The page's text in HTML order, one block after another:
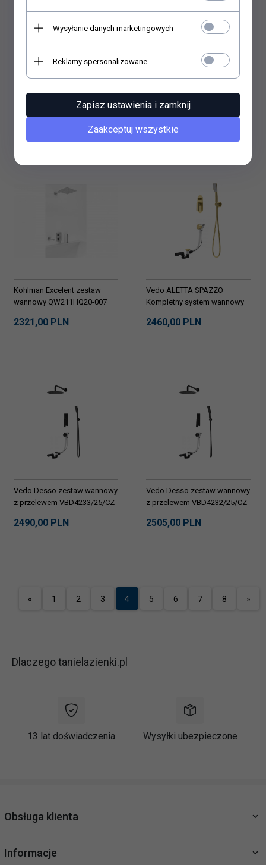
Vedo Desso I zestaw
wannowy VBD4231/25/CZ
2125,
Kompletny system wannowy
VBA5241/SZ szczotkowane
złoto
Kohlman Excelent zestaw
wannowy QW211HQ20-007
2321,00 PLN
Vedo ALETTA SPAZZO
Kompletny system wannowy
VBA5242/SZ szczotkowane
2460,00 PLN
Vedo Desso zestaw wannowy
z przelewem VBD4233/25/CZ
2490,00 PLN
Vedo Desso zestaw wannowy
z przelewem VBD4232/25/CZ
2505,00 PLN
« 1 2 3 4 5 6 7 8 »
Dlaczego tanielazienki.pl
13 lat doświadczenia Wysyłki ubezpieczone
Obsługa klienta
Informacje
Wysyłanie danych marketingowych
Reklamy spersonalizowane
Zapisz ustawienia i zamknij
Zaakceptuj wszystkie